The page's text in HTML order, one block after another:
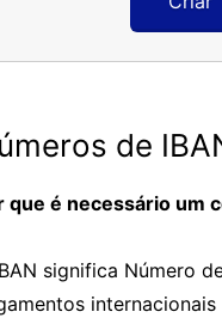
de
que é necessário um
significa Número